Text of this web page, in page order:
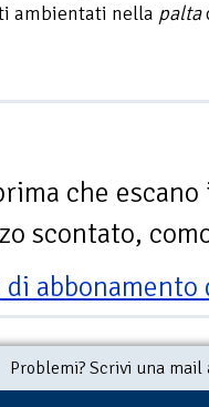
ambientati nella palta
che escano
scontato,
Problemi? Scrivi una